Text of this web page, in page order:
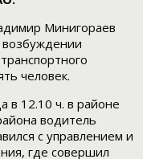
Минигораев
возбуждении
человек.
в 12.10 ч. в районе
водитель
с управлением и
где совершил